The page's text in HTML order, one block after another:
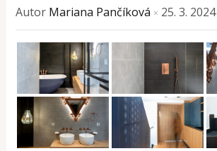
Autor Mariana Pančíková × 25. 3. 2024